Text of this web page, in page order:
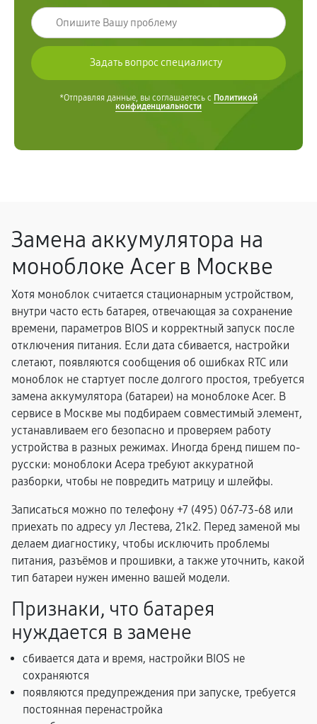
*Отправляя данные, вы соглашаетесь с Политикой
конфиденциальности
Замена аккумулятора на
моноблоке Acer в Москве
Хотя моноблок считается стационарным устройством,
внутри часто есть батарея, отвечающая за сохранение
времени, параметров BIOS и корректный запуск после
отключения питания. Если дата сбивается, настройки
слетают, появляются сообщения об ошибках RTC или
моноблок не стартует после долгого простоя, требуется
замена аккумулятора (батареи) на моноблоке Acer. В
сервисе в Москве мы подбираем совместимый элемент,
устанавливаем его безопасно и проверяем работу
устройства в разных режимах. Иногда бренд пишем по-
русски: моноблоки Асера требуют аккуратной
разборки, чтобы не повредить матрицу и шлейфы.
Записаться можно по телефону +7 (495) 067-73-68 или
приехать по адресу ул Лестева, 21к2. Перед заменой мы
делаем диагностику, чтобы исключить проблемы
питания, разъёмов и прошивки, а также уточнить, какой
тип батареи нужен именно вашей модели.
Признаки, что батарея
нуждается в замене
сбивается дата и время, настройки BIOS не
сохраняются
появляются предупреждения при запуске, требуется
постоянная перенастройка